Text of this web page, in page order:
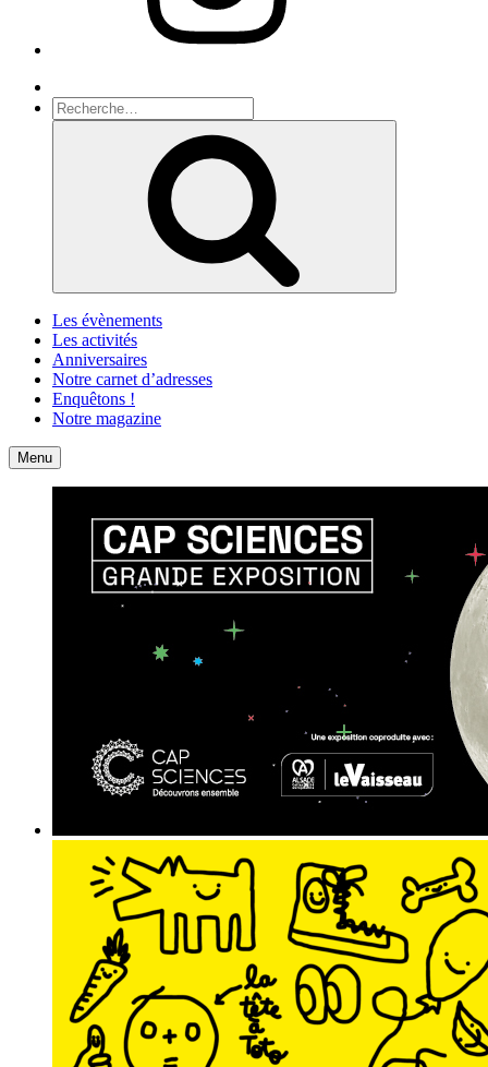
Recherche
pour
Les évènements
Les activités
Anniversaires
Notre carnet d’adresses
Enquêtons !
Notre magazine
Accueil
Menu Contact